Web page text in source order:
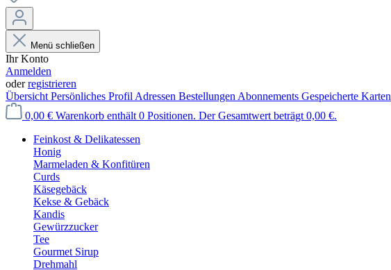
Menü schließen
Ihr Konto
Anmelden
oderregistrieren
Übersicht Persönliches Profil Adressen Bestellungen Abonnements Gespeicherte Karten
0,00 € Warenkorb enthält 0 Positionen. Der Gesamtwert beträgt 0,00 €.
Feinkost & Delikatessen
Honig
Marmeladen & Konfitüren
Curds
Käsegebäck
Kekse & Gebäck
Kandis
Gewürzzucker
Tee
Gourmet Sirup
Drehmahl